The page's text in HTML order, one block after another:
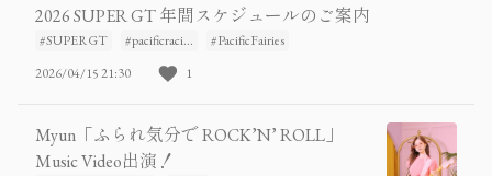
2026 SUPER GT 年間スケジュールのご案内
#SUPERGT #pacificraci...
#PacificFairies
2026/04/15 21:30
1
Myun「ふられ気分で ROCK’N’ ROLL」
Music Video出演！